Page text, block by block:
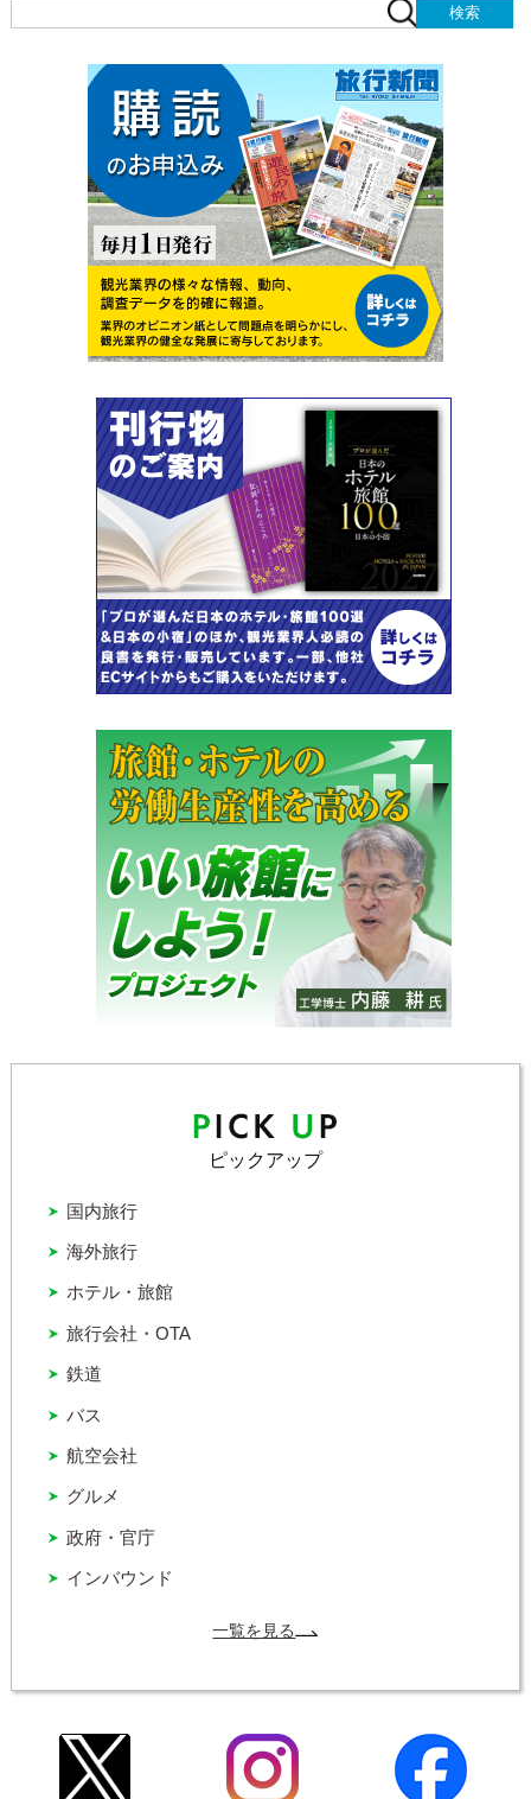
ピックアップ
インバウンド
グルメ
バス
ホテル・旅館
国内旅行
政府・官庁
旅行会社・OTA
海外旅行
航空会社
鉄道
一覧を見る